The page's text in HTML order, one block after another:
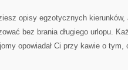
opisy egzotycznych
bez brania długiego urlopu.
opowiadał Ci przy kawie o tym,